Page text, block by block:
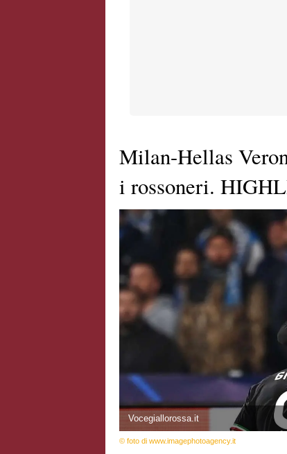
Milan-Hellas
i rossoneri.
Vocegiallorossa.it
© foto di www.imagephotoagency.it